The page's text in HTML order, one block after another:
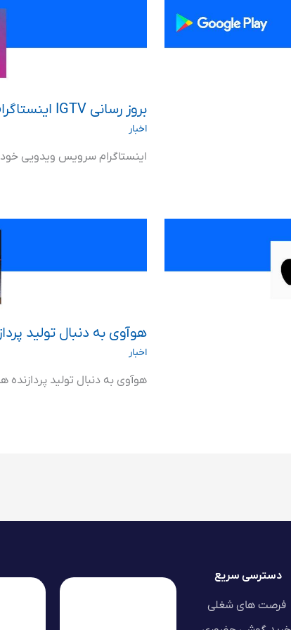
بروز رسانی IGTV اینستاگرام
اخبار
اینستاگرام سرویس ویدویی
هوآوی به دنبال تولید
اخبار
هوآوی به دنبال تولید پردازنده
دسترسی سریع
فرصت های شغلی